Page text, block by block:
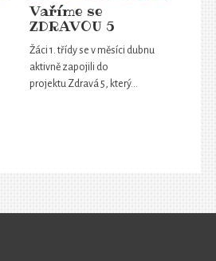
Vaříme se
ZDRAVOU 5
Žáci 1. třídy se v měsíci dubnu
aktivně zapojili do
projektu Zdravá 5, který…